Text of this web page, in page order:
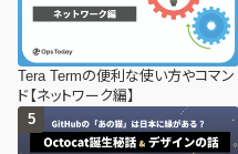
Tera Termの便利な使い方やコマン
ド【ネットワーク編】